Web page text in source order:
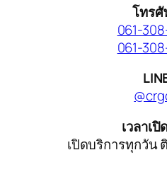
โทร
061-
061-
เวลาเ
เปิดบริการทุกวัน